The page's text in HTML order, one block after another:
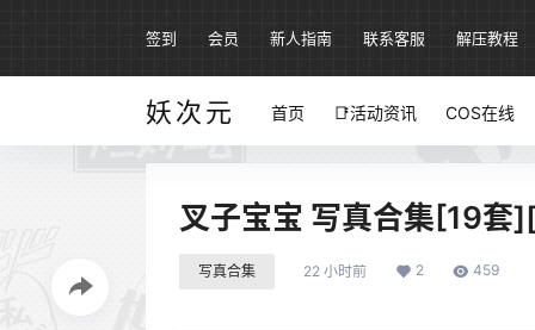
签到 会员 新人指南 联系客服 解压教程
妖次元 首页 📑活动资讯 COS在线
叉子宝宝 写真合集[19套
写真合集 22 小时前 2 459